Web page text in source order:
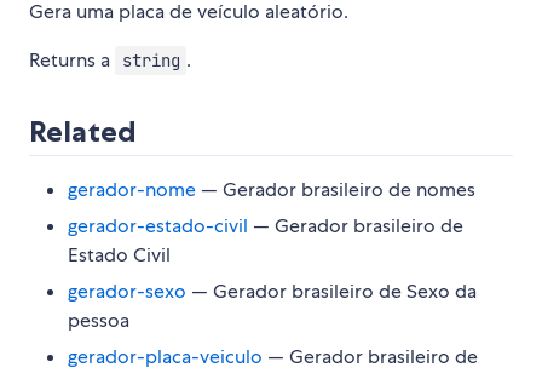
Gera uma placa de veículo aleatório.
Returns a
string .
Related
gerador-nome — Gerador brasileiro de nomes
gerador-estado-civil — Gerador brasileiro de
Estado Civil
gerador-sexo — Gerador brasileiro de Sexo da
pessoa
gerador-placa-veiculo — Gerador brasileiro de